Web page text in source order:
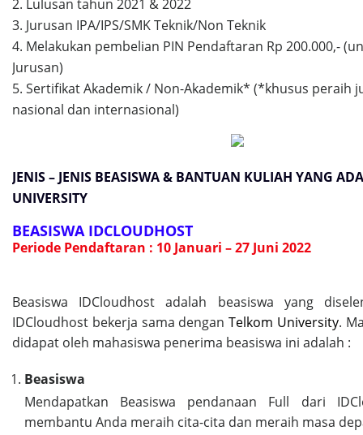
2. Lulusan tahun 2021 & 2022
3. Jurusan IPA/IPS/SMK Teknik/Non Teknik
4. Melakukan pembelian PIN Pendaftaran Rp 200.000,-
Jurusan)
5. Sertifikat Akademik / Non-Akademik* (*khusus peraih
nasional dan internasional)
JENIS – JENIS BEASISWA & BANTUAN KULIAH YANG
UNIVERSITY
BEASISWA IDCLOUDHOST
Periode Pendaftaran : 10 Januari – 27 Juni 2022
Beasiswa IDCloudhost adalah beasiswa yang
IDCloudhost bekerja sama dengan Telkom University.
didapat oleh mahasiswa penerima beasiswa ini adalah :
Beasiswa
Mendapatkan Beasiswa pendanaan Full dari
membantu Anda meraih cita-cita dan meraih masa